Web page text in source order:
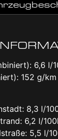
6,6 l/
152 g/km
8,3 l/
6,2 l/
5,5 l/